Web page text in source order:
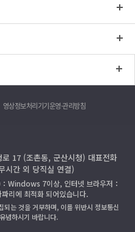
영상정보처리기기운영·관리방침
17 (조촌동, 군산시청) 대표전화
시간 외 당직실 연결)
Windows 7이상, 인터넷 브라우저：
리에 최적화 되어있습니다.
는 것을 거부하며, 이를 위반시 정보통신
념하시기 바랍니다.